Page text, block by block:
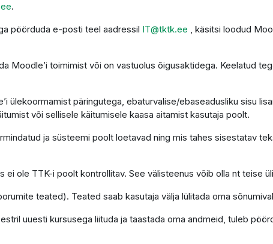
.
pöörduda e-posti teel aadressil IT@tktk.ee , käsitsi loodud
Moodle’i toimimist või on vastuolus õigusaktidega. Keelatud
ülekoormamist päringutega, ebaturvalise/ebaseadusliku sisu
või sellisele käitumisele kaasa aitamist kasutaja poolt.
ja süsteemi poolt loetavad ning mis tahes sisestatav
ei ole TTK-i poolt kontrollitav. See välisteenus võib olla nt teise
teated). Teated saab kasutaja välja lülitada oma
uuesti kursusega liituda ja taastada oma andmeid, tuleb